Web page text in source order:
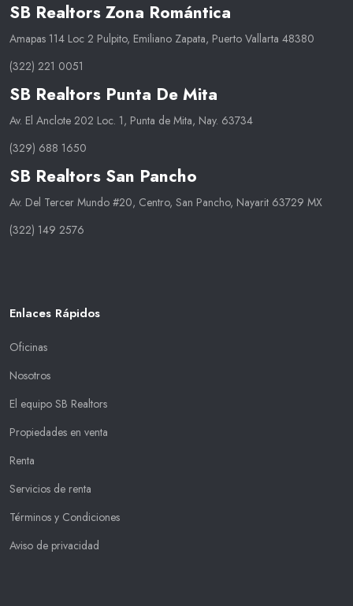
SB Realtors Zona Romántica
Amapas 114 Loc 2 Pulpito, Emiliano Zapata, Puerto Vallarta 48380
(322) 221 0051
SB Realtors Punta De Mita
Av. El Anclote 202 Loc. 1, Punta de Mita, Nay. 63734
(329) 688 1650
SB Realtors San Pancho
Av. Del Tercer Mundo #20, Centro, San Pancho, Nayarit 63729 MX
(322) 149 2576
Enlaces Rápidos
Oficinas
Nosotros
El equipo SB Realtors
Propiedades en venta
Renta
Servicios de renta
Términos y Condiciones
Aviso de privacidad